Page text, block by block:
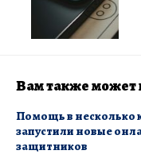
Вам также может
Помощь в несколько
запустили новые
защитников